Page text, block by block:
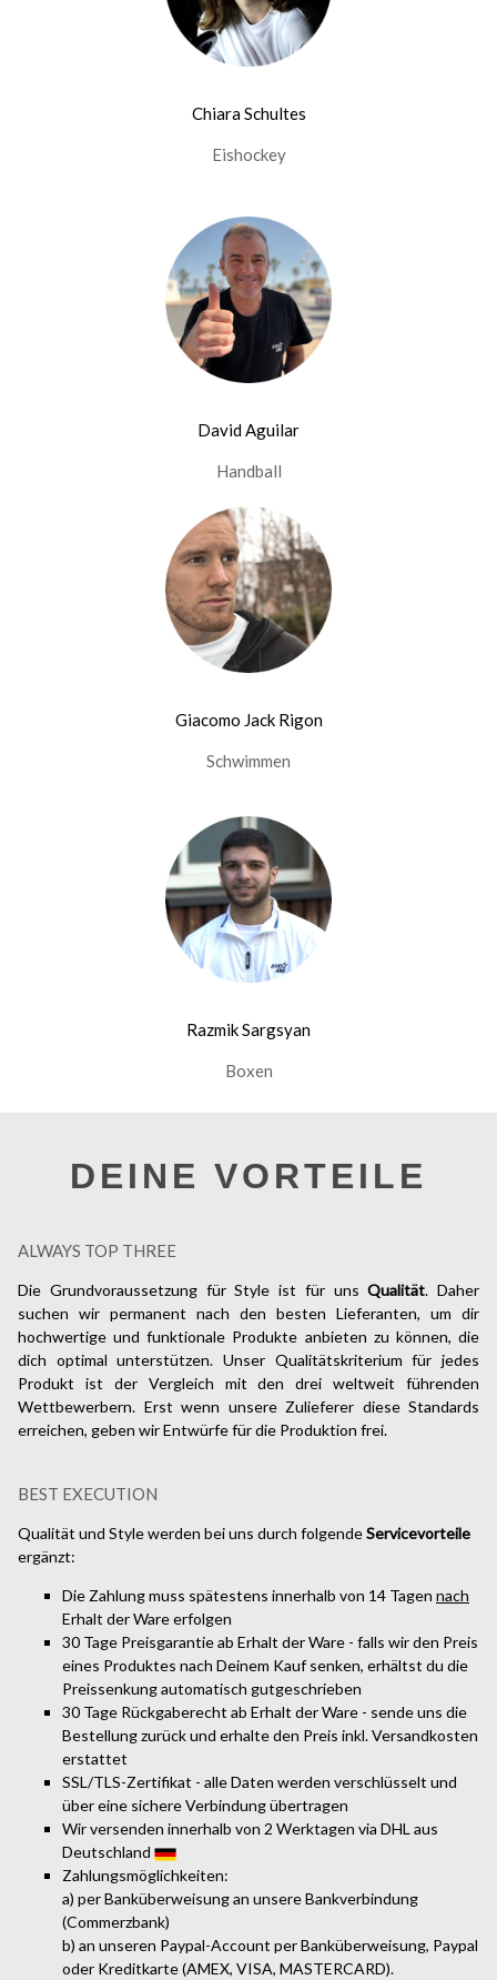
Chiara Schultes
Eishockey
David Aguilar
Handball
Giacomo Jack Rigon
Schwimmen
Razmik Sargsyan
Boxen
DEINE VORTEILE
ALWAYS TOP THREE
Die Grundvoraussetzung für Style ist für unsQualität. Daher
suchen wir permanent nach den besten Lieferanten, um dir
hochwertige und funktionale Produkte anbieten zu können, die
dich optimal unterstützen. Unser Qualitätskriterium für jedes
Produkt ist der Vergleich mit den drei weltweit führenden
Wettbewerbern. Erst wenn unsere Zulieferer diese Standards
erreichen, geben wir Entwürfe für die Produktion frei.
BEST EXECUTION
Qualität und Style werden bei uns durch folgendeServicevorteile
ergänzt:
Die Zahlung muss spätestens innerhalb von 14 Tagen nach
Erhalt der Ware erfolgen
30 Tage Preisgarantie ab Erhalt der Ware - falls wir den Preis
eines Produktes nach Deinem Kauf senken, erhältst du die
Preissenkung automatisch gutgeschrieben
30 Tage Rückgaberecht ab Erhalt der Ware - sende uns die
Bestellung zurück und erhalte den Preis inkl. Versandkosten
erstattet
SSL/TLS-Zertifikat - alle Daten werden verschlüsselt und
über eine sichere Verbindung übertragen
Wir versenden innerhalb von 2 Werktagen via DHL aus
Deutschland
Zahlungsmöglichkeiten:
a) per Banküberweisung an unsere Bankverbindung
(Commerzbank)
b) an unseren Paypal-Account per Banküberweisung, Paypal
oder Kreditkarte (AMEX, VISA, MASTERCARD).